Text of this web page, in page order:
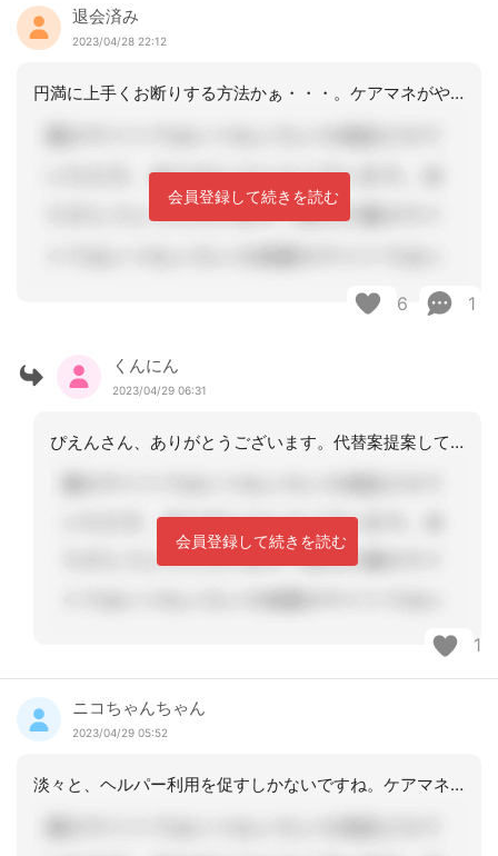
退会済み
2023/04/28 22:12
円満に上手くお断りする方法かぁ・・・。ケアマネがやれる仕事内容を伝えたらいいと思
会員登録して続きを読む
6 1
くんにん
2023/04/29 06:31
ぴえんさん、ありがとうございます。代替案提案して、説明してみます。円満にいかなく
会員登録して続きを読む
1
ニコちゃんちゃん
2023/04/29 05:52
淡々と、ヘルパー利用を促すしかないですね。ケアマネは医師と話はしに病院に行きます